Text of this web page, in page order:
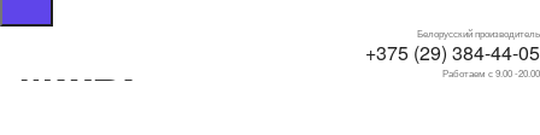
Белорусский производитель
+375 (29) 384-44-05
Работаем с 9.00 -20.00
м.кв.